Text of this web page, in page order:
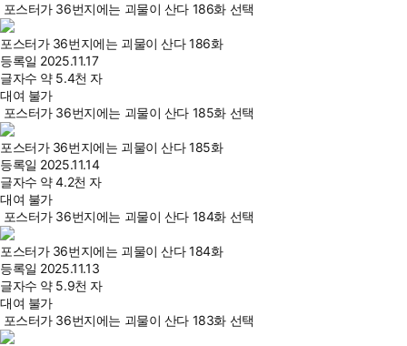
포스터가 36번지에는 괴물이 산다 186화 선택
포스터가 36번지에는 괴물이 산다 186화
등록일 2025.11.17
글자수 약 5.4천 자
대여 불가
포스터가 36번지에는 괴물이 산다 185화 선택
포스터가 36번지에는 괴물이 산다 185화
등록일 2025.11.14
글자수 약 4.2천 자
대여 불가
포스터가 36번지에는 괴물이 산다 184화 선택
포스터가 36번지에는 괴물이 산다 184화
등록일 2025.11.13
글자수 약 5.9천 자
대여 불가
포스터가 36번지에는 괴물이 산다 183화 선택